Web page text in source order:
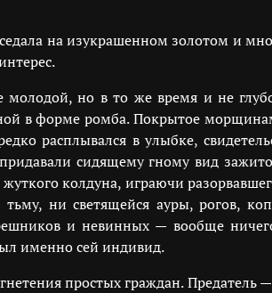
на изукрашенном золотом и
молодой, но в то же время и не
в форме ромба. Покрытое
расплывался в улыбке,
сидящему гному вид
колдуна, играючи
ни светящейся ауры, рогов,
и невинных — вообще
именно сей индивид.
простых граждан.